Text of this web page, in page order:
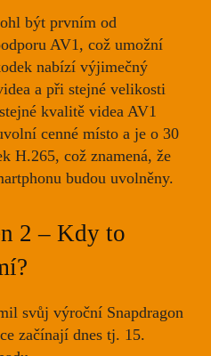
být prvním od
AV1 , což umožní
nabízí výjimečný
a při stejné velikosti
kvalitě videa AV1
cenné místo a je o 30
H.265, což znamená, že
budou uvolněny.
2 – Kdy to
svůj výroční Snapdragon
začínají dnes tj. 15.